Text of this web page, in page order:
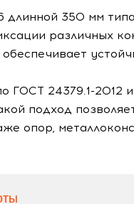
350 мм
различных
ГОСТ 24379.1-2012
подход
опор,